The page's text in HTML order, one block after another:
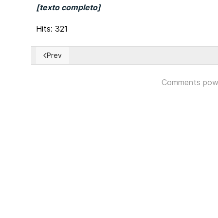
[texto completo]
Hits: 321
Previous article: Bolivia: Tribunales departamentales
Prev
Comments